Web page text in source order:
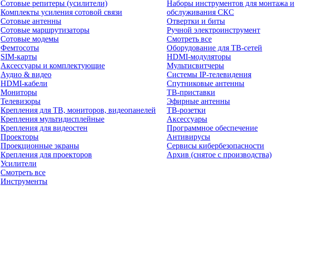
Сотовые репитеры (усилители)
Комплекты усиления сотовой связи
Сотовые антенны
Сотовые маршрутизаторы
Сотовые модемы
Фемтосоты
SIM-карты
Аксессуары и комплектующие
Аудио & видео
HDMI-кабели
Мониторы
Телевизоры
Крепления для ТВ, мониторов, видеопанелей
Крепления мультидисплейные
Крепления для видеостен
Проекторы
Проекционные экраны
Крепления для проекторов
Усилители
Смотреть все
Инструменты
Наборы инструментов для монтажа и
обслуживания СКС
Отвертки и биты
Ручной электроинструмент
Смотреть все
Оборудование для ТВ-сетей
HDMI-модуляторы
Мультисвитчеры
Системы IP-телевидения
Спутниковые антенны
ТВ-приставки
Эфирные антенны
ТВ-розетки
Аксессуары
Программное обеспечение
Антивирусы
Сервисы кибербезопасности
Архив (снятое с производства)